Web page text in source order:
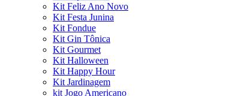
Kit Feliz Ano Novo
Kit Festa Junina
Kit Fondue
Kit Gin Tônica
Kit Gourmet
Kit Halloween
Kit Happy Hour
Kit Jardinagem
kit Jogo Americano